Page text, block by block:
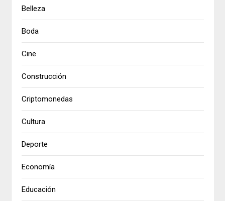
Belleza
Boda
Cine
Construcción
Criptomonedas
Cultura
Deporte
Economía
Educación